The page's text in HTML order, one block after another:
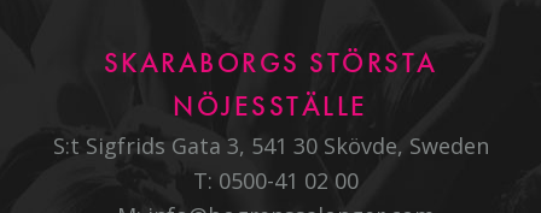
SKARABORGS STÖRSTA
NÖJESSTÄLLE
S:t Sigfrids Gata 3, 541 30 Skövde, Sweden
T: 0500-41 02 00